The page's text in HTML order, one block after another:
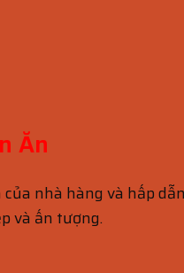
Ăn
nhà hàng và hấp
và ấn tượng.